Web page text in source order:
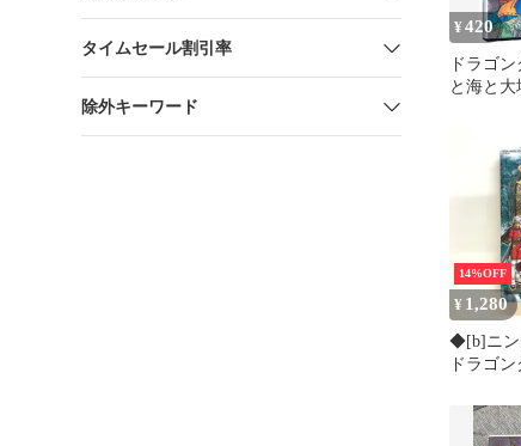
タイムセール割引率
除外キーワード
¥420
ドラゴ
と海と大
14%OFF
¥ 1,280
◆[b]ニン
ドラゴ
君 公式
(SE-